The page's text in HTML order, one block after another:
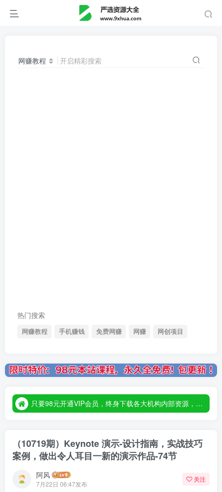
网赚教程 开启精彩搜索
热门搜索
网赚教程 手机赚钱 免费网赚 网赚 网创项目
只要98元开通VIP会员，终身下载各大机构内部资源，一站式草根创业基地，最新最强网赚教程大全，小投入，大回报！
只要98元开通VIP会员，终身下载各大机构内部资源，一站式草根创业基地，最新最强网赚教程大全，小投入，大回报！
（10719期）Keynote 演示-设计指南，实战技巧
案例，做出令人耳目一新的演示作品-74节
阿风
7月22日 06:47发布
关注